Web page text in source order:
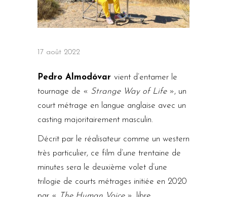
17 août 2022
Pedro Almodóvar vient d’entamer le
tournage de « Strange Way of Life », un
court métrage en langue anglaise avec un
casting majoritairement masculin.
Décrit par le réalisateur comme un western
très particulier, ce film d’une trentaine de
minutes sera le deuxième volet d’une
trilogie de courts métrages initiée en 2020